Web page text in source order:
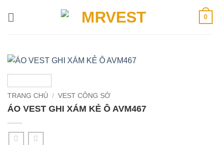
0
TRANG CHỦ / VEST CÔNG SỞ
ÁO VEST GHI XÁM KẺ Ô AVM467